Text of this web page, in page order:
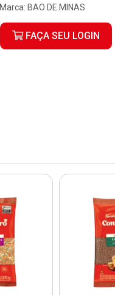
Marca: BAO DE MINAS
FAÇA SEU LOGIN